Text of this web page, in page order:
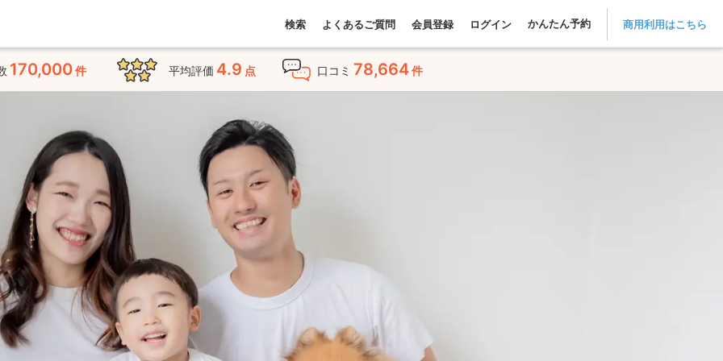
検索 よくあるご質問 会員登録 ログイン かんたん予約 商用利用はこちら
170,000件 平均評価 4.9 点 口コミ 78,664件